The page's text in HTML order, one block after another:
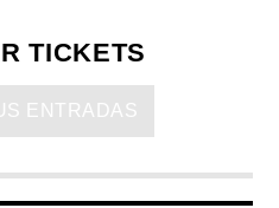
TICKETS
ENTRADAS